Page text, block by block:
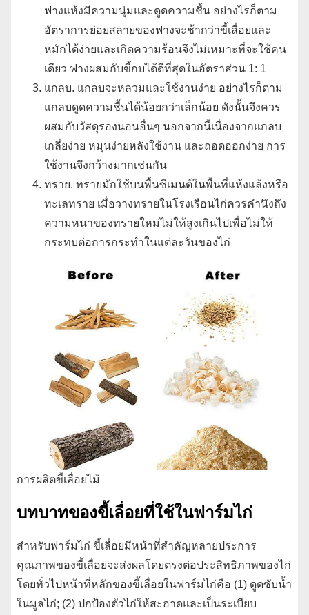
ฟางแห้งมีความนุ่มและดูดความชื้น อย่างไรก็ตาม
อัตราการย่อยสลายของฟางจะช้ากว่าขี้เลื่อยและ
หมักได้ง่ายและเกิดความร้อนจึงไม่เหมาะที่จะใช้คน
เดียว ฟางผสมกับขี้กบได้ดีที่สุดในอัตราส่วน 1: 1
แกลบ. แกลบจะหลวมและใช้งานง่าย อย่างไรก็ตาม
แกลบดูดความชื้นได้น้อยกว่าเล็กน้อย ดังนั้นจึงควร
ผสมกับวัสดุรองนอนอื่นๆ นอกจากนี้เนื่องจากแกลบ
เกลี่ยง่าย หมุนง่ายหลังใช้งาน และถอดออกง่าย การ
ใช้งานจึงกว้างมากเช่นกัน
ทราย. ทรายมักใช้บนพื้นซีเมนต์ในพื้นที่แห้งแล้งหรือ
ทะเลทราย เมื่อวางทรายในโรงเรือนไก่ควรคำนึงถึง
ความหนาของทรายใหม่ไม่ให้สูงเกินไปเพื่อไม่ให้
กระทบต่อการกระทำในแต่ละวันของไก่
การผลิตขี้เลื่อยไม้
บทบาทของขี้เลื่อยที่ใช้ในฟาร์มไก่
สำหรับฟาร์มไก่ ขี้เลื่อยมีหน้าที่สำคัญหลายประการ
คุณภาพของขี้เลื่อยจะส่งผลโดยตรงต่อประสิทธิภาพของไก่
โดยทั่วไปหน้าที่หลักของขี้เลื่อยในฟาร์มไก่คือ (1) ดูดซับน้ำ
ในมูลไก่; (2) ปกป้องตัวไก่ให้สะอาดและเป็นระเบียบ